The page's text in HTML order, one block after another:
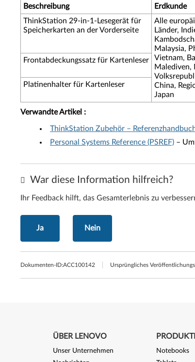
Beschreibung Erdkunde
ThinkStation 29-in-1-Lesegerät für
Speicherkarten an der Vorderseite
Alle
Länder,
Malaysia,
Vietnam,
Malediven,
China,
Japan
Frontabdeckungssatz für Kartenleser
Platinenhalter für Kartenleser
Verwandte Artikel :
ThinkStation Zubehör –
Personal Systems Reference (PSREF) –
War diese Information hilfreich?
Ihr Feedback hilft, das Gesamterlebnis zu
Ja Nein
Dokumenten-ID:ACC100142 Ursprüngliches
ÜBER LENOVO
Unser Unternehmen
Notebooks